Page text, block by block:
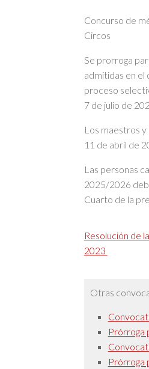
Concurso de
Circos
Se prorroga
admitidas en el
proceso
7 de julio de
Los maestros
11 de abril de
Las personas
2025/2026
Cuarto de la
Resolución de
2023
Otras
Prórroga
Prórroga